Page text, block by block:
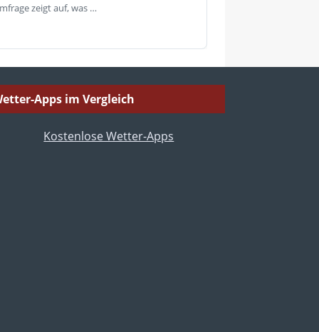
zeigt auf, was …
Apps im Vergleich